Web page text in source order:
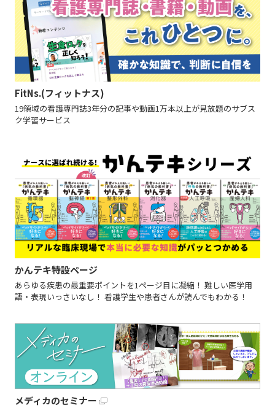
FitNs.(フィットナス)
19領域の看護専門誌3年分の記事や動画1万本以上が見放題のサブス
ク学習サービス
かんテキ特設ページ
あらゆる疾患の最重要ポイントを1ページ目に凝縮！ 難しい医学用
語・表現いっさいなし！ 看護学生や患者さんが読んでもわかる！
メディカのセミナー